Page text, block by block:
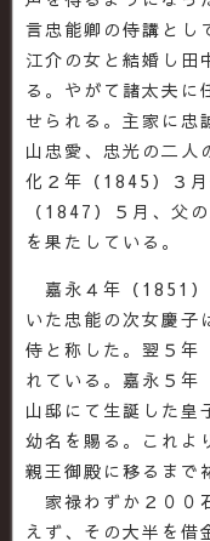
言忠能卿の侍講とし
江介の女と結婚し田
る。やがて諸太夫に
せられる。主家に忠
山忠愛、忠光の二人
化２年（1845）３
（1847）５月、父
を果たしている。
嘉永４年（1851）
いた忠能の次女慶子
侍と称した。翌５年
れている。嘉永５年
山邸にて生誕した皇
幼名を賜る。これよ
親王御殿に移るまで
家禄わずか２００
えず、その大半を借